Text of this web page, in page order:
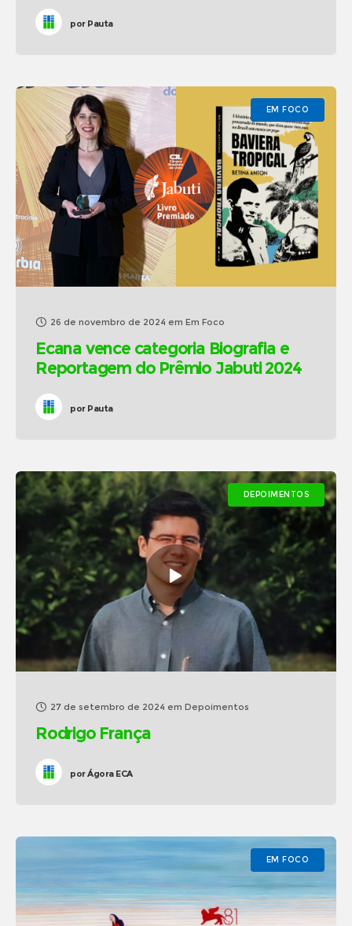
porPauta
EM FOCO
26 de novembro de 2024 em Em Foco
Ecana vence categoria Biografia e
Reportagem do Prêmio Jabuti 2024
porPauta
DEPOIMENTOS
27 de setembro de 2024 em Depoimentos
Rodrigo França
porÁgora ECA
EM FOCO